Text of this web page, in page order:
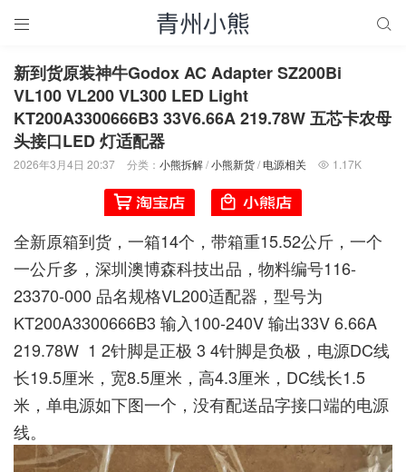
 
新到货原装神牛Godox AC Adapter SZ200Bi
VL100 VL200 VL300 LED Light
KT200A3300666B3 33V6.66A 219.78W 五芯卡农母
头接口LED 灯适配器
2026年3月4日 20:37 分类： 小熊拆解/小熊新货/ 电源相关  1.17K
全新原箱到货，一箱14个，带箱重15.52公斤，一个
一公斤多，深圳澳博森科技出品，物料编号116-
23370-000 品名规格VL200适配器，型号为
KT200A3300666B3 输入100-240V 输出33V 6.66A
219.78W 1 2针脚是正极 3 4针脚是负极，电源DC线
长19.5厘米，宽8.5厘米，高4.3厘米，DC线长1.5
米，单电源如下图一个，没有配送品字接口端的电源
线。